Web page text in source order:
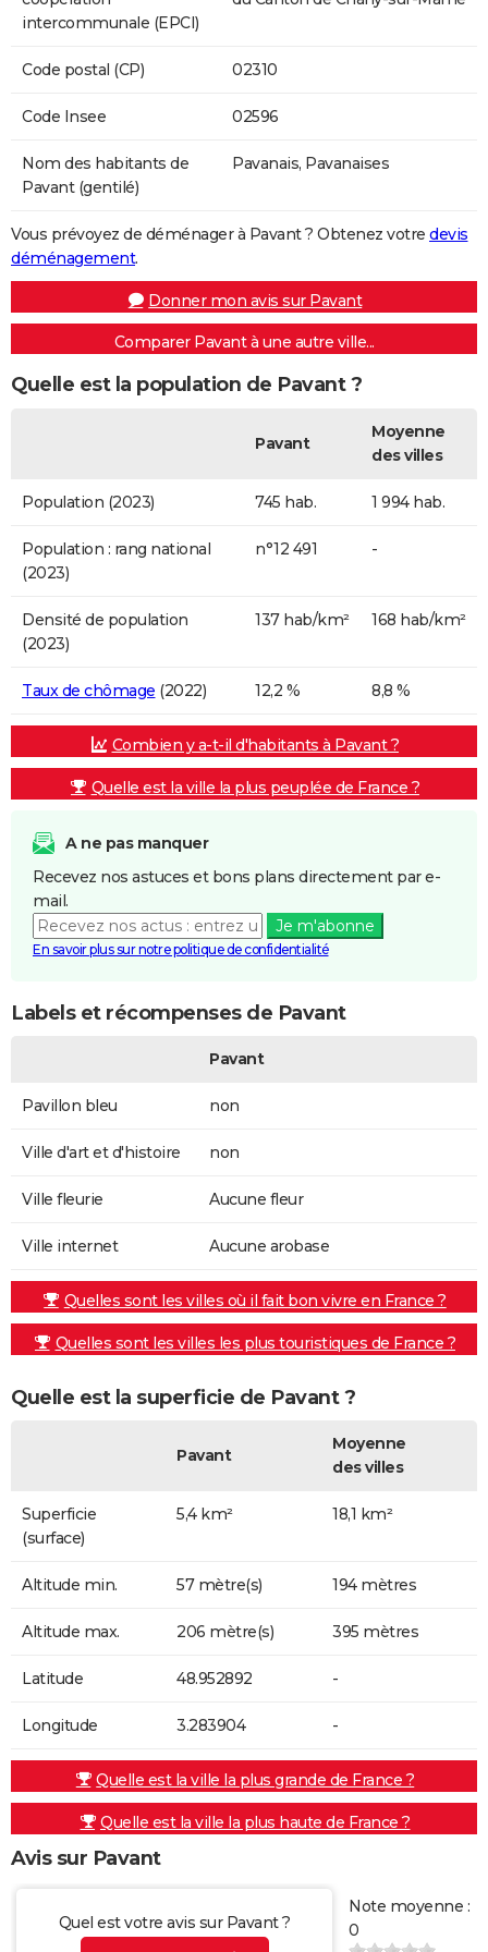
intercommunale (EPCI)
Code postal (CP) 02310
Code Insee 02596
Nom des habitants de
Pavant (gentilé)
Pavanais, Pavanaises
Vous prévoyez de déménager à Pavant ? Obtenez votre devis
déménagement.
Donner mon avis sur Pavant
Comparer Pavant à une autre ville...
Quelle est la population de Pavant ?
Pavant
Moyenne
des villes
Population (2023) 745 hab. 1 994 hab.
Population : rang national
(2023)
n°12 491 -
Densité de population
(2023)
137 hab/km² 168 hab/km²
Taux de chômage (2022) 12,2 % 8,8 %
Combien y a-t-il d'habitants à Pavant ?
Quelle est la ville la plus peuplée de France ?
A ne pas manquer
Recevez nos astuces et bons plans directement par e-
mail.
Je m'abonne
En savoir plus sur notre politique de confidentialité
Labels et récompenses de Pavant
Pavant
Pavillon bleu non
Ville d'art et d'histoire non
Ville fleurie Aucune fleur
Ville internet Aucune arobase
Quelles sont les villes où il fait bon vivre en France ?
Quelles sont les villes les plus touristiques de France ?
Quelle est la superficie de Pavant ?
Pavant
Moyenne
des villes
Superficie
(surface)
5,4 km² 18,1 km²
Altitude min. 57 mètre(s) 194 mètres
Altitude max. 206 mètre(s) 395 mètres
Latitude 48.952892 -
Longitude 3.283904 -
Quelle est la ville la plus grande de France ?
Quelle est la ville la plus haute de France ?
Avis sur Pavant
Quel est votre avis sur Pavant ?
Note moyenne :
0